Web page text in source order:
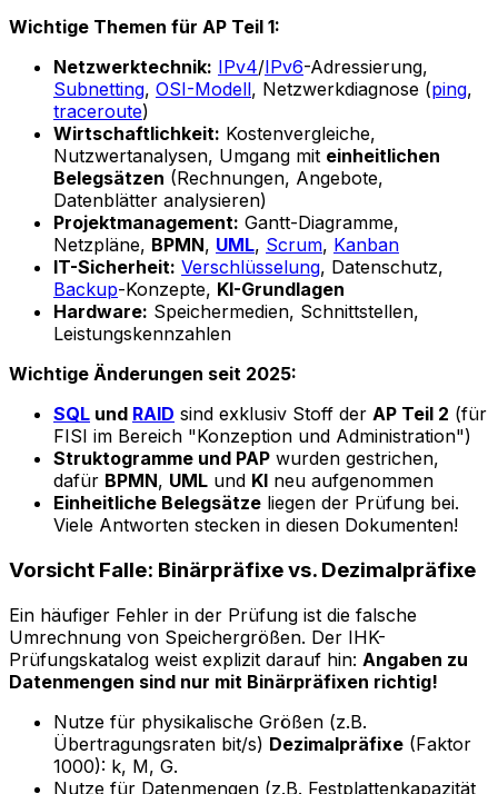
Wichtige Themen für AP Teil 1:
Netzwerktechnik: IPv4/IPv6-Adressierung,
Subnetting, OSI-Modell, Netzwerkdiagnose (ping,
traceroute)
Wirtschaftlichkeit: Kostenvergleiche,
Nutzwertanalysen, Umgang mit einheitlichen
Belegsätzen (Rechnungen, Angebote,
Datenblätter analysieren)
Projektmanagement: Gantt-Diagramme,
Netzpläne, BPMN, UML, Scrum, Kanban
IT-Sicherheit: Verschlüsselung, Datenschutz,
Backup-Konzepte, KI-Grundlagen
Hardware: Speichermedien, Schnittstellen,
Leistungskennzahlen
Wichtige Änderungen seit 2025:
SQL und RAID sind exklusiv Stoff der AP Teil 2 (für
FISI im Bereich "Konzeption und Administration")
Struktogramme und PAP wurden gestrichen,
dafür BPMN, UML und KI neu aufgenommen
Einheitliche Belegsätze liegen der Prüfung bei.
Viele Antworten stecken in diesen Dokumenten!
Vorsicht Falle: Binärpräfixe vs. Dezimalpräfixe
Ein häufiger Fehler in der Prüfung ist die falsche
Umrechnung von Speichergrößen. Der IHK-
Prüfungskatalog weist explizit darauf hin: Angaben zu
Datenmengen sind nur mit Binärpräfixen richtig!
Nutze für physikalische Größen (z.B.
Übertragungsraten bit/s) Dezimalpräfixe (Faktor
1000): k, M, G.
Nutze für Datenmengen (z.B. Festplattenkapazität